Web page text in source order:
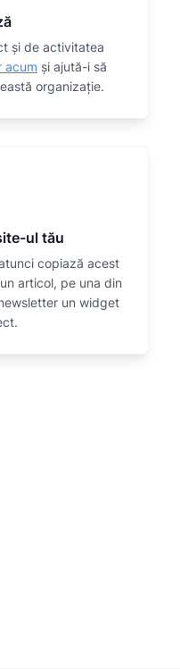
și de activitatea
acum și ajută-i să
organizaţie.
ul tău
copiază acest
articol, pe una din
un widget